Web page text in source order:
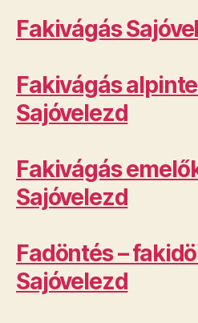
Fakivágás
Fakivágás
Sajóvelezd
Fakivágás
Sajóvelezd
Fadöntés –
Sajóvelezd